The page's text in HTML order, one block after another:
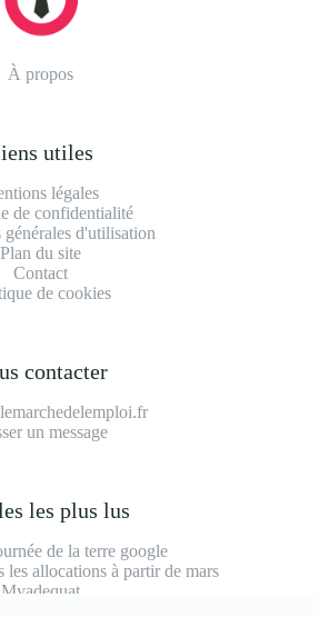
À propos
utiles
légales
de confidentialité
d'utilisation
Plan du site
Contact
de cookies
contacter
un message
les plus lus
de la terre google
les allocations à partir de mars
Myadequat